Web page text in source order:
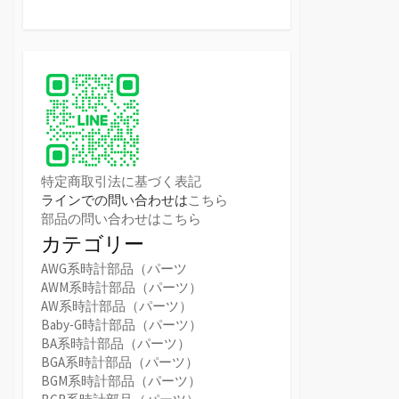
特定商取引法に基づく表記
ラインでの問い合わせはこちら
部品の問い合わせはこちら
カテゴリー
AWG系時計部品（パーツ
AWM系時計部品（パーツ）
AW系時計部品（パーツ）
Baby-G時計部品（パーツ）
BA系時計部品（パーツ）
BGA系時計部品（パーツ）
BGM系時計部品（パーツ）